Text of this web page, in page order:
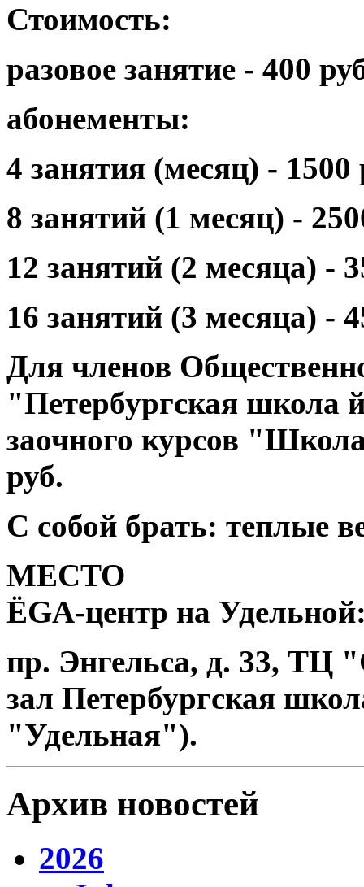
Стоимость:
разовое занятие - 400
абонементы:
4 занятия (месяц) - 1500
8 занятий (1 месяц) -
12 занятий (2 месяца) -
16 занятий (3 месяца) -
Для членов
"Петербургская школа
заочного курсов
руб.
С собой брать: теплые
МЕСТО
ЁGА-центр на Удельной
пр. Энгельса, д. 33, ТЦ
зал Петербургская
"Удельная").
Архив новостей
2026